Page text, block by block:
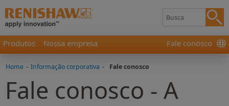
Produtos Nossa empresa Fale conosco
Home - Informação corporativa - Fale conosco
Fale conosco - A